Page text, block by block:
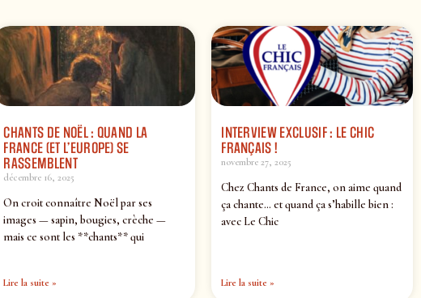
CHANTS DE NOËL : QUAND LA
FRANCE (ET L’EUROPE) SE
RASSEMBLENT
décembre 16, 2025
On croit connaître Noël par ses
images — sapin, bougies, crèche —
mais ce sont les **chants** qui
Lire la suite »
INTERVIEW EXCLUSIF : LE CHIC
FRANÇAIS !
novembre 27, 2025
Chez Chants de France, on aime quand
ça chante… et quand ça s’habille bien :
avec Le Chic
Lire la suite »